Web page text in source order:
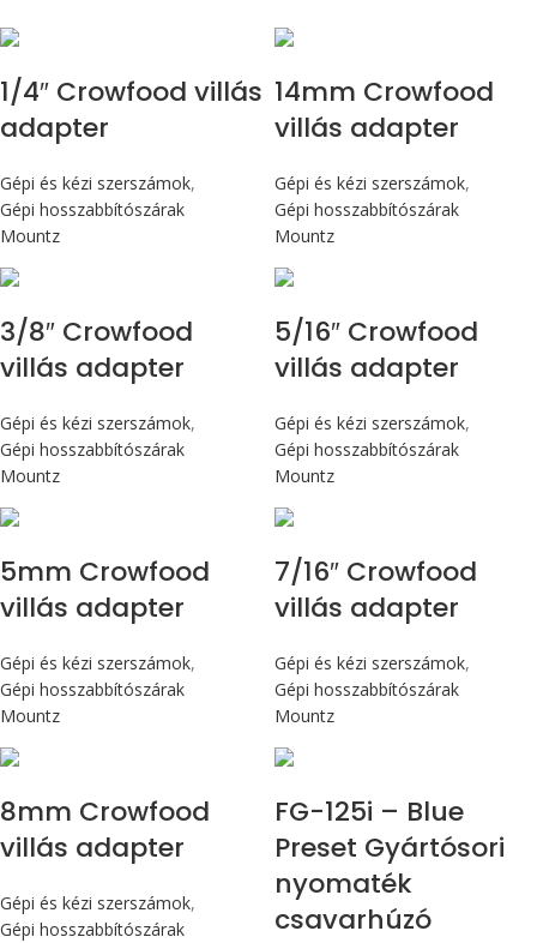
1/4″ Crowfood villás
adapter
Gépi és kézi szerszámok,
Gépi hosszabbítószárak
Mountz
14mm Crowfood
villás adapter
Gépi és kézi szerszámok,
Gépi hosszabbítószárak
Mountz
3/8″ Crowfood
villás adapter
Gépi és kézi szerszámok,
Gépi hosszabbítószárak
Mountz
5/16″ Crowfood
villás adapter
Gépi és kézi szerszámok,
Gépi hosszabbítószárak
Mountz
5mm Crowfood
villás adapter
Gépi és kézi szerszámok,
Gépi hosszabbítószárak
Mountz
7/16″ Crowfood
villás adapter
Gépi és kézi szerszámok,
Gépi hosszabbítószárak
Mountz
8mm Crowfood
villás adapter
Gépi és kézi szerszámok,
Gépi hosszabbítószárak
FG-125i – Blue
Preset Gyártósori
nyomaték
csavarhúzó